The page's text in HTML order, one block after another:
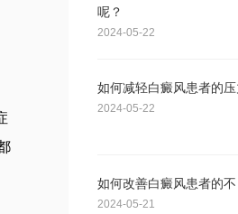
呢？
2024-05-22
如何减轻白癜风患者的压
2024-05-22
如何改善白癜风患者的不
2024-05-21